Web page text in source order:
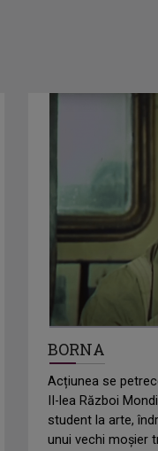
BORNA
Acțiunea se
II-lea Război
student la arte,
unui vechi moșier